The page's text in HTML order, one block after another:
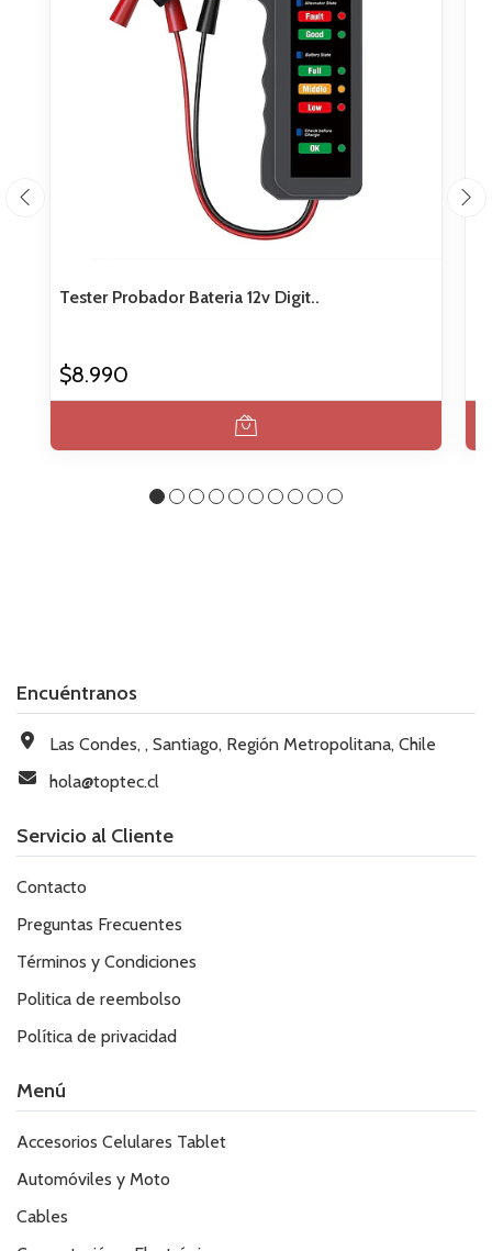
Tester Probador Bateria 12v Digit..
$8.990
Encuéntranos
Las Condes, , Santiago, Región Metropolitana, Chile
hola@toptec.cl
Servicio al Cliente
Contacto
Preguntas Frecuentes
Términos y Condiciones
Politica de reembolso
Política de privacidad
Menú
Accesorios Celulares Tablet
Automóviles y Moto
Cables